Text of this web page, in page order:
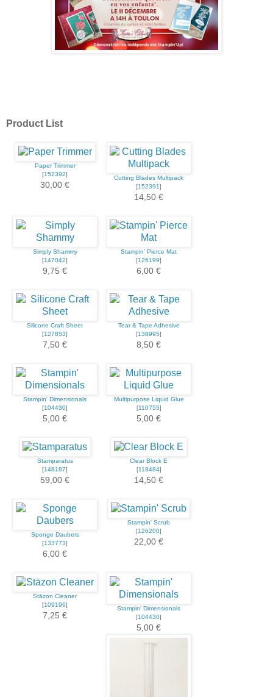
Product List
Paper Trimmer
[152392]
30,00 €
Cutting Blades Multipack
[152391]
14,50 €
Simply Shammy
[147042]
9,75 €
Stampin' Pierce Mat
[126199]
6,00 €
Silicone Craft Sheet
[127853]
7,50 €
Tear & Tape Adhesive
[138995]
8,50 €
Stampin' Dimensionals
[104430]
5,00 €
Multipurpose Liquid Glue
[110755]
5,00 €
Stamparatus
[148187]
59,00 €
Clear Block E
[118484]
14,50 €
Sponge Daubers
[133773]
6,00 €
Stampin' Scrub
[126200]
22,00 €
Stāzon Cleaner
[109196]
7,25 €
Stampin' Dimensionals
[104430]
5,00 €